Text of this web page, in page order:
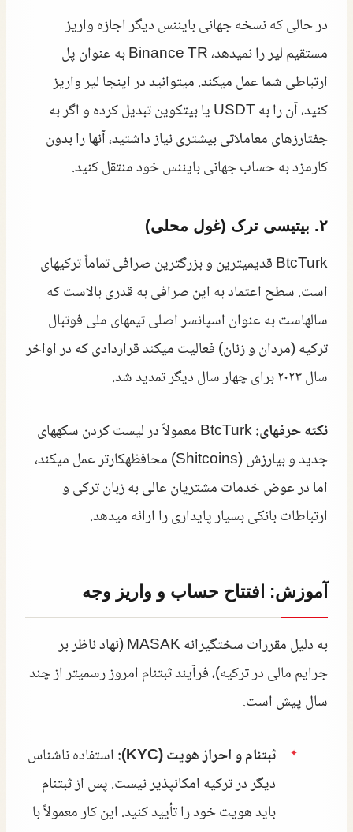
در حالی که نسخه جهانی بایننس دیگر اجازه واریز
مستقیم لیر را نمیدهد، Binance TR به عنوان پل
ارتباطی شما عمل میکند. میتوانید در اینجا لیر واریز
کنید، آن را به USDT یا بیتکوین تبدیل کرده و اگر به
جفتارزهای معاملاتی بیشتری نیاز داشتید، آنها را بدون
کارمزد به حساب جهانی بایننس خود منتقل کنید.
۲. بیتیسی ترک (غول محلی)
BtcTurk قدیمیترین و بزرگترین صرافی تماماً ترکیهای
است. سطح اعتماد به این صرافی به قدری بالاست که
سالهاست به عنوان اسپانسر اصلی تیمهای ملی فوتبال
ترکیه (مردان و زنان) فعالیت میکند قراردادی که در اواخر
سال ۲۰۲۳ برای چهار سال دیگر تمدید شد.
نکته حرفهای:
BtcTurk معمولاً در لیست کردن سکههای
جدید و بیارزش (Shitcoins) محافظهکارتر عمل میکند،
اما در عوض خدمات مشتریان عالی به زبان ترکی و
ارتباطات بانکی بسیار پایداری را ارائه میدهد.
آموزش: افتتاح حساب و واریز وجه
به دلیل مقررات سختگیرانه MASAK (نهاد ناظر بر
جرایم مالی در ترکیه)، فرآیند ثبتنام امروز رسمیتر از چند
سال پیش است.
ثبتنام و احراز هویت (KYC):
استفاده ناشناس
دیگر در ترکیه امکانپذیر نیست. پس از ثبتنام
باید هویت خود را تأیید کنید. این کار معمولاً با